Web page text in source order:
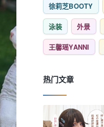
徐莉芝BOOTY
泳装 外景
王馨瑶YANNI
热门文章